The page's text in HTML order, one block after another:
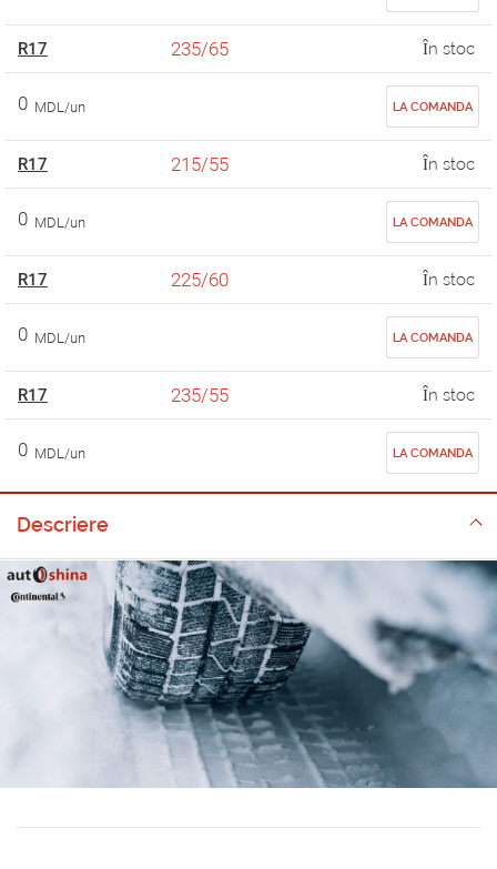
R17 235/65 În stoc
0 MDL/un LA COMANDA
R17 215/55 În stoc
0 MDL/un LA COMANDA
R17 225/60 În stoc
0 MDL/un LA COMANDA
R17 235/55 În stoc
0 MDL/un LA COMANDA
Descriere